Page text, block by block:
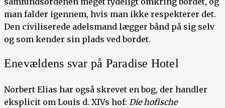
man falder igennem, hvis man ikke respekterer det.
Den civiliserede adelsmand lægger bånd på sig selv
og som kender sin plads ved bordet.
Enevældens svar på Paradise Hotel
Norbert Elias har også skrevet en bog, der handler
eksplicit om Louis d. XIVs hof: Die hofische